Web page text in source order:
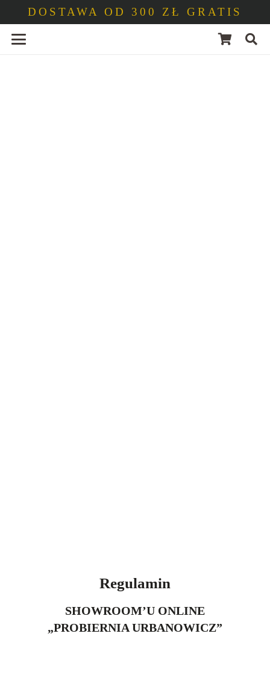
DOSTAWA OD 300 ZŁ GRATIS
Regulamin
SHOWROOM’U ONLINE
„PROBIERNIA URBANOWICZ”